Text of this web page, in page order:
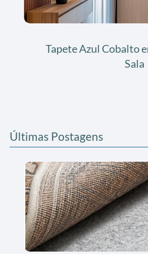
Tapete Azul Cobalto
Sala
Últimas Postagens